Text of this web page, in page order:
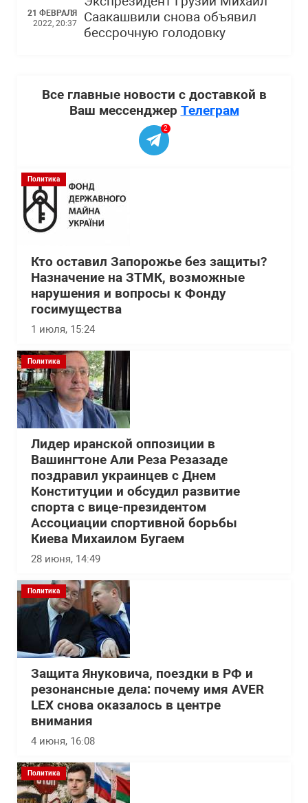
21 ФЕВРАЛЯ
2022, 20:37
Саакашвили снова объявил
бессрочную голодовку
Все главные новости с доставкой в
Ваш мессенджер Телеграм
2
Политика
Кто оставил Запорожье без защиты?
Назначение на ЗТМК, возможные
нарушения и вопросы к Фонду
госимущества
1 июля, 15:24
Политика
Лидер иранской оппозиции в
Вашингтоне Али Реза Резазаде
поздравил украинцев с Днем
Конституции и обсудил развитие
спорта с вице-президентом
Ассоциации спортивной борьбы
Киева Михаилом Бугаем
28 июня, 14:49
Политика
Защита Януковича, поездки в РФ и
резонансные дела: почему имя AVER
LEX снова оказалось в центре
внимания
4 июня, 16:08
Политика